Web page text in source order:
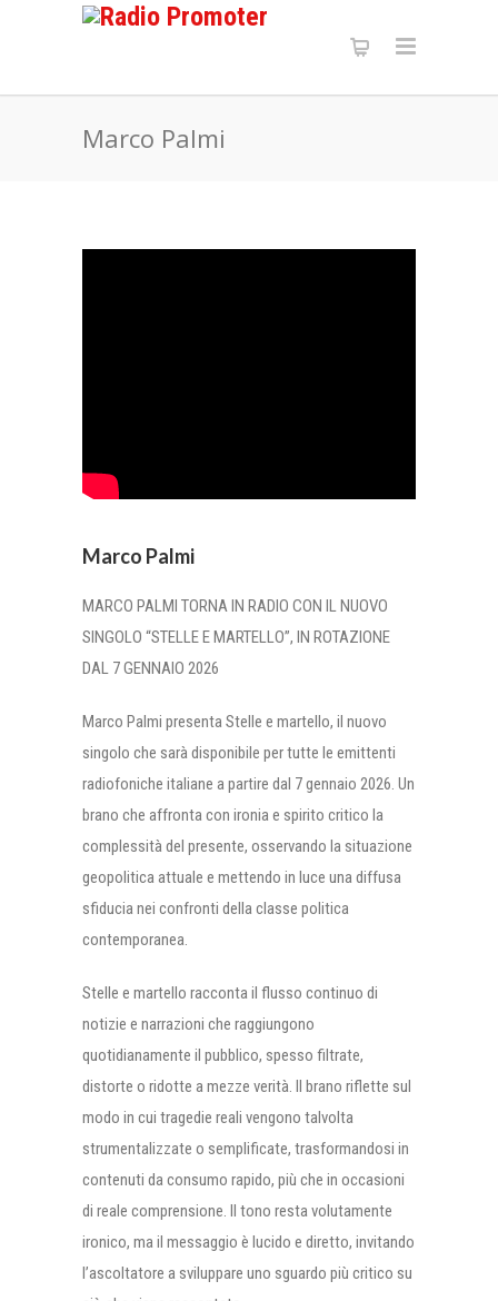
Marco Palmi
Marco Palmi
MARCO PALMI TORNA IN RADIO CON IL NUOVO
SINGOLO “STELLE E MARTELLO”, IN ROTAZIONE
DAL 7 GENNAIO 2026
Marco Palmi presenta Stelle e martello, il nuovo
singolo che sarà disponibile per tutte le emittenti
radiofoniche italiane a partire dal 7 gennaio 2026. Un
brano che affronta con ironia e spirito critico la
complessità del presente, osservando la situazione
geopolitica attuale e mettendo in luce una diffusa
sfiducia nei confronti della classe politica
contemporanea.
Stelle e martello racconta il flusso continuo di
notizie e narrazioni che raggiungono
quotidianamente il pubblico, spesso filtrate,
distorte o ridotte a mezze verità. Il brano riflette sul
modo in cui tragedie reali vengono talvolta
strumentalizzate o semplificate, trasformandosi in
contenuti da consumo rapido, più che in occasioni
di reale comprensione. Il tono resta volutamente
ironico, ma il messaggio è lucido e diretto, invitando
l’ascoltatore a sviluppare uno sguardo più critico su